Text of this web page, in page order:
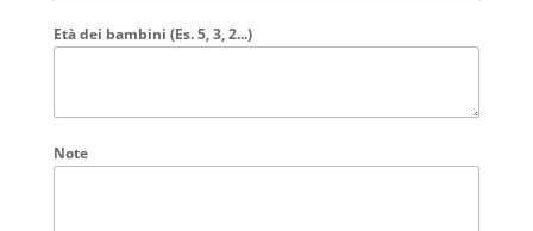
Età dei bambini (Es. 5, 3, 2...)
Note